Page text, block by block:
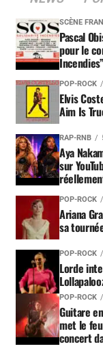
SCÈNE
Pascal
pour le
POP-ROCK
Elvis
Aim Is
RAP-RNB
Aya
sur
POP-ROCK
Ariana
sa
POP-ROCK
Lorde
POP-ROCK
Guitare
met le
concert